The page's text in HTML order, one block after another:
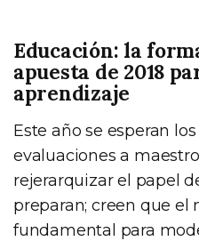
Educación: la
apuesta de 2018
aprendizaje
Este año se esperan
evaluaciones a
rejerarquizar el papel
preparan; creen que el
fundamental para